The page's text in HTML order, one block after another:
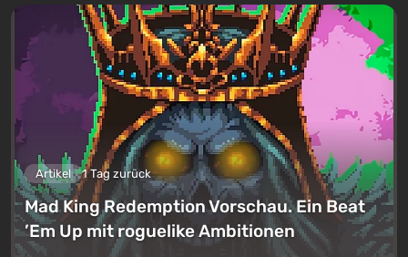
Artikel 1 Tag zurück
Mad King Redemption Vorschau. Ein Beat
’Em Up mit roguelike Ambitionen